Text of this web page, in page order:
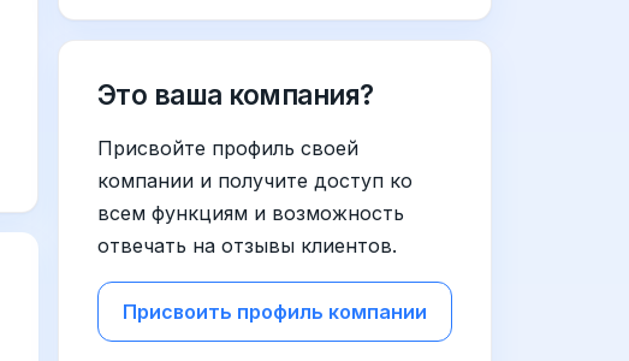
Это ваша компания?
Присвойте профиль своей
компании и получите доступ ко
всем функциям и возможность
отвечать на отзывы клиентов.
Присвоить профиль компании